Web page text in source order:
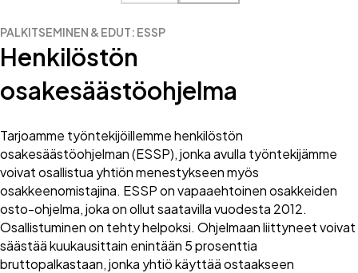
PALKITSEMINEN & EDUT: ESSP
Henkilöstön
osakesäästöohjelma
Tarjoamme työntekijöillemme henkilöstön
osakesäästöohjelman (ESSP), jonka avulla työntekijämme
voivat osallistua yhtiön menestykseen myös
osakkeenomistajina. ESSP on vapaaehtoinen osakkeiden
osto-ohjelma, joka on ollut saatavilla vuodesta 2012.
Osallistuminen on tehty helpoksi. Ohjelmaan liittyneet voivat
säästää kuukausittain enintään 5 prosenttia
bruttopalkastaan, jonka yhtiö käyttää ostaakseen